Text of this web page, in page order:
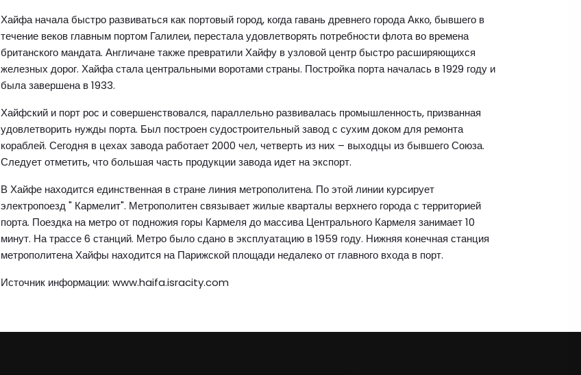
Хайфа начала быстро развиваться как портовый город, когда гавань древнего города Акко, бывшего в
течение веков главным портом Галилеи, перестала удовлетворять потребности флота во времена
британского мандата. Англичане также превратили Хайфу в узловой центр быстро расширяющихся
железных дорог. Хайфа стала центральными воротами страны. Постройка порта началась в 1929 году и
была завершена в 1933.
Хайфский и порт рос и совершенствовался, параллельно развивалась промышленность, призванная
удовлетворить нужды порта. Был построен судостроительный завод с сухим доком для ремонта
кораблей. Сегодня в цехах завода работает 2000 чел, четверть из них – выходцы из бывшего Союза.
Следует отметить, что большая часть продукции завода идет на экспорт.
В Хайфе находится единственная в стране линия метрополитена. По этой линии курсирует
электропоезд " Кармелит". Метрополитен связывает жилые кварталы верхнего города с территорией
порта. Поездка на метро от подножия горы Кармеля до массива Центрального Кармеля занимает 10
минут. На трассе 6 станций. Метро было сдано в эксплуатацию в 1959 году. Нижняя конечная станция
метрополитена Хайфы находится на Парижской площади недалеко от главного входа в порт.
Источник информации: www.haifa.isracity.com